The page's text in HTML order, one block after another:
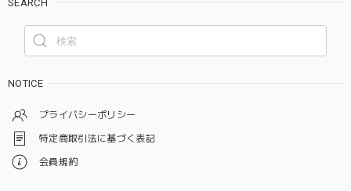
SEARCH
NOTICE
プライバシーポリシー
特定商取引法に基づく表記
会員規約